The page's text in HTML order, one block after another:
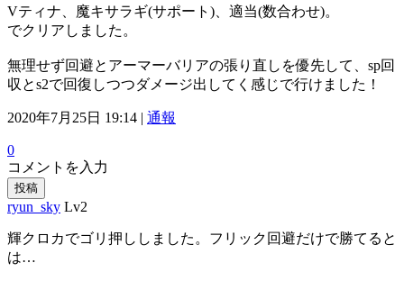
Vティナ、魔キサラギ(サポート)、適当(数合わせ)。
でクリアしました。
無理せず回避とアーマーバリアの張り直しを優先して、sp回
収とs2で回復しつつダメージ出してく感じで行けました！
2020年7月25日 19:14 | 通報
0
コメントを入力
投稿
ryun_sky Lv2
輝クロカでゴリ押ししました。フリック回避だけで勝てると
は…